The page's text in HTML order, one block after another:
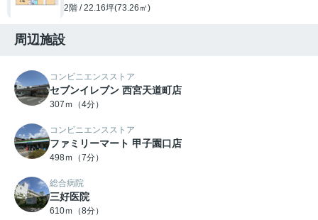
2階 / 22.16坪(73.26㎡)
周辺施設
コンビニエンスストア
セブンイレブン 西宮天道町店
307ｍ（4分）
コンビニエンスストア
ファミリーマート 甲子園口店
498ｍ（7分）
総合病院
三好医院
610ｍ（8分）